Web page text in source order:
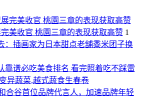
美收官 桃園三章的表现获取高赞 1
：插画家为日本甜点老舖黍米团子换
靠谱必吃美食排名 看完照着吃不踩雷
异蔬菜,越式蔬食生春卷
合谷首位品牌代言人，加速品牌年轻